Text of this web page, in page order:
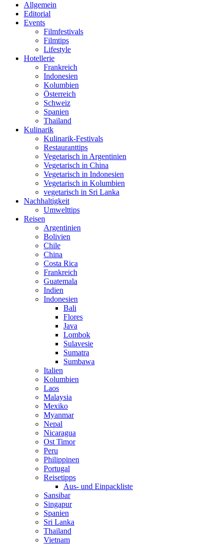
Allgemein
Editorial
Events
Filmfestivals
Filmtips
Lifestyle
Hotellerie
Frankreich
Indonesien
Kolumbien
Österreich
Schweiz
Spanien
Thailand
Kulinarik
Kulinarik-Festivals
Restauranttips
Vegetarisch in Argentinien
Vegetarisch in China
Vegetarisch in Indonesien
Vegetarisch in Kolumbien
vegetarisch in Sri Lanka
Nachhaltigkeit
Umwelttips
Reisen
Argentinien
Bolivien
Chile
China
Costa Rica
Frankreich
Guatemala
Indien
Indonesien
Bali
Flores
Java
Lombok
Sulavesie
Sumatra
Sumbawa
Italien
Kolumbien
Laos
Malaysia
Mexiko
Myanmar
Nepal
Nicaragua
Ost Timor
Peru
Philippinen
Portugal
Reisetipps
Aus- und Einpackliste
Sansibar
Singapur
Spanien
Sri Lanka
Thailand
Vietnam